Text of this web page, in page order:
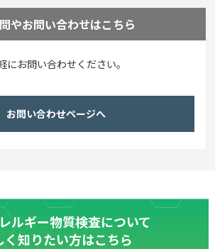
やお問い合わせはこちら
にお問い合わせください。
お問い合わせページへ
ルギー物質検査について
く知りたい方はこちら